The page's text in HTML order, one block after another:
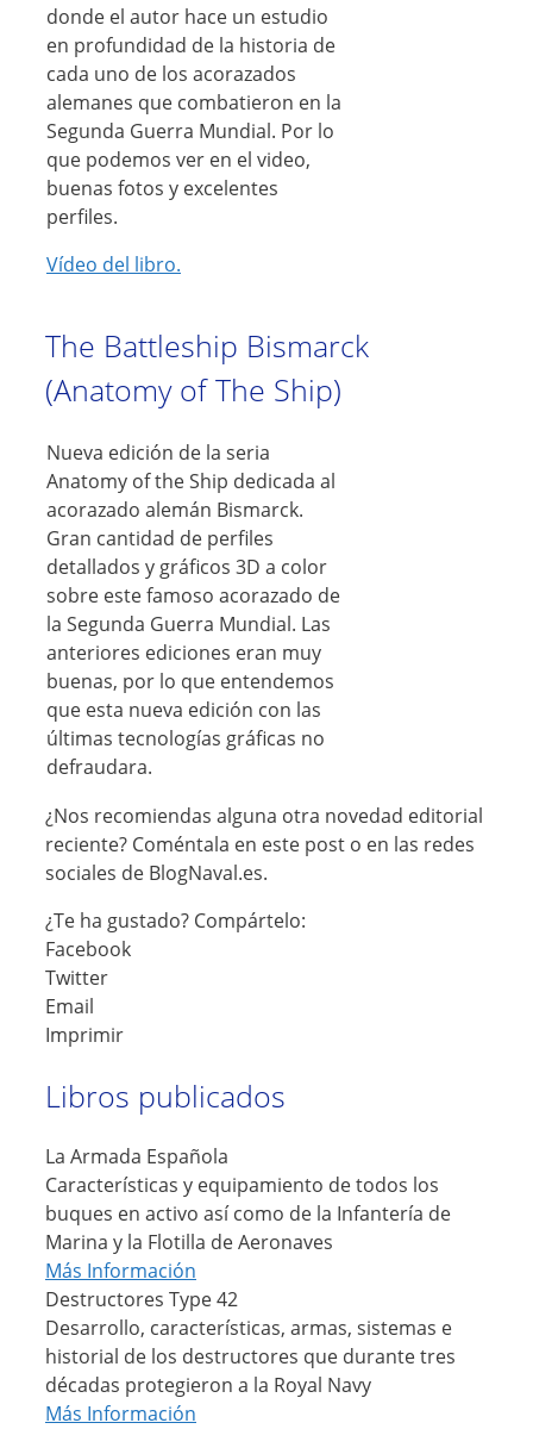
donde el autor hace un estudio
en profundidad de la historia de
cada uno de los acorazados
alemanes que combatieron en la
Segunda Guerra Mundial. Por lo
que podemos ver en el video,
buenas fotos y excelentes
perfiles.
Vídeo del libro.
The Battleship Bismarck
(Anatomy of The Ship)
Nueva edición de la seria
Anatomy of the Ship dedicada al
acorazado alemán Bismarck.
Gran cantidad de perfiles
detallados y gráficos 3D a color
sobre este famoso acorazado de
la Segunda Guerra Mundial. Las
anteriores ediciones eran muy
buenas, por lo que entendemos
que esta nueva edición con las
últimas tecnologías gráficas no
defraudara.
¿Nos recomiendas alguna otra novedad editorial
reciente? Coméntala en este post o en las redes
sociales de BlogNaval.es.
¿Te ha gustado? Compártelo:
Facebook
Twitter
Email
Imprimir
Libros publicados
La Armada Española
Características y equipamiento de todos los
buques en activo así como de la Infantería de
Marina y la Flotilla de Aeronaves
Más Información
Destructores Type 42
Desarrollo, características, armas, sistemas e
historial de los destructores que durante tres
décadas protegieron a la Royal Navy
Más Información